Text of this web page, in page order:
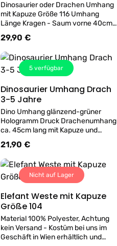
Dinosaurier oder Drachen Umhang
mit Kapuze Größe 116 Umhang
Länge Kragen - Saum vorne 40cm
Rücken 60cm passend für 4-5
Jahre, Materiale: Velour-Polyester
100%
Regulärer Preis:
29,90 €
5 verfügbar
Details
Dinosaurier Umhang Drach
3-5 Jahre
Dino Umhang glänzend-grüner
Hologramm Druck Drachenumhang
ca. 45cm lang mit Kapuze und
Schwanz ca. 20cm lang, passend
für 3-5 Jahre Körpergröße ca.98-
Regulärer Preis:
21,90 €
Nicht auf Lager
Details
Elefant Weste mit Kapuze
Größe 104
Material 100% Polyester, Achtung
kein Versand - Kostüm bei uns im
Geschäft in Wien erhältlich und